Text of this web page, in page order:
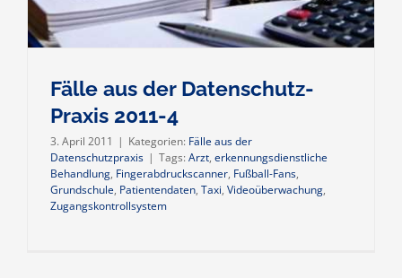
Fälle aus der Datenschutz-
Praxis 2011-4
3. April 2011 | Kategorien: Fälle aus der
Datenschutzpraxis | Tags: Arzt, erkennungsdienstliche
Behandlung, Fingerabdruckscanner, Fußball-Fans,
Grundschule, Patientendaten, Taxi, Videoüberwachung,
Zugangskontrollsystem